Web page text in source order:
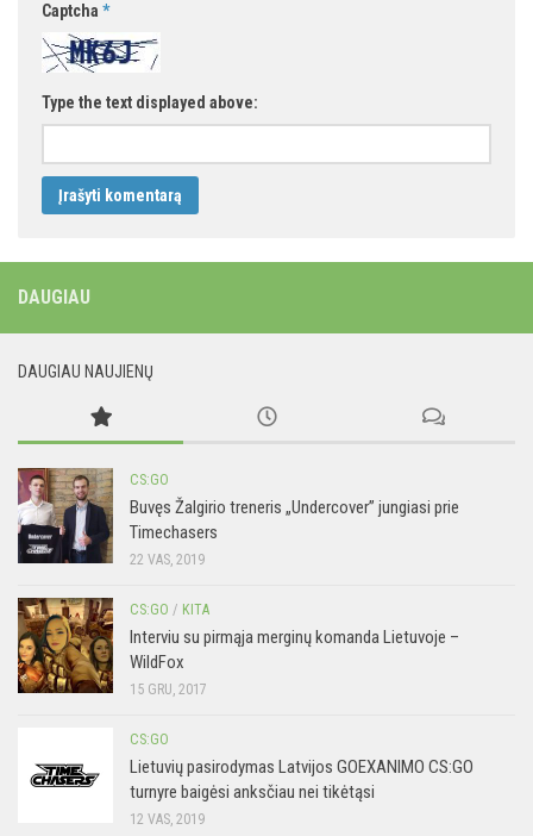
Captcha *
Type the text displayed above:
DAUGIAU
DAUGIAU NAUJIENŲ
CS:GO
Buvęs Žalgirio treneris „Undercover” jungiasi prie
Timechasers
22 VAS, 2019
CS:GO / KITA
Interviu su pirmąja merginų komanda Lietuvoje –
WildFox
15 GRU, 2017
CS:GO
Lietuvių pasirodymas Latvijos GOEXANIMO CS:GO
turnyre baigėsi anksčiau nei tikėtąsi
12 VAS, 2019